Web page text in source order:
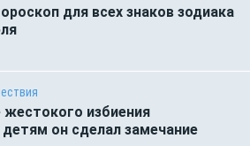
для всех знаков зодиака
избиения
он сделал замечание